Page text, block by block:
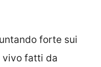
forte sui
vivo fatti da